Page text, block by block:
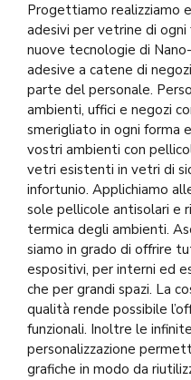
Progettiamo realizziamo
adesivi per vetrine di ogni
nuove tecnologie di
adesive a catene di
parte del personale.
ambienti, uffici e negozi
smerigliato in ogni forma
vostri ambienti con
vetri esistenti in vetri di
infortunio. Applichiamo
sole pellicole antisolari e
termica degli ambienti.
siamo in grado di offrire
espositivi, per interni ed
che per grandi spazi. La
qualità rende possibile
funzionali. Inoltre le
personalizzazione
grafiche in modo da